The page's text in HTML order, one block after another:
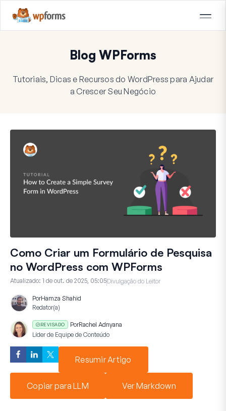
Blog WPForms
Tutoriais, Dicas e Recursos do WordPress para Ajudar
a Crescer Seu Negócio
Como Criar um Formulário de Pesquisa
no WordPress com WPForms
Atualizado: 1 de out. de 2025, 05:05Divulgação do Leitor
PorHamza Shahid
Redator(a)
REVISADO PorRachel Adnyana
Líder de Equipe de Conteúdo
Resumir Artigo
Copiar para LLM Ver Markdown